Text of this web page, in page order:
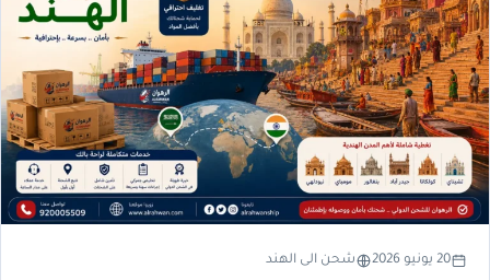
20 يونيو 2026 شحن الى الهند